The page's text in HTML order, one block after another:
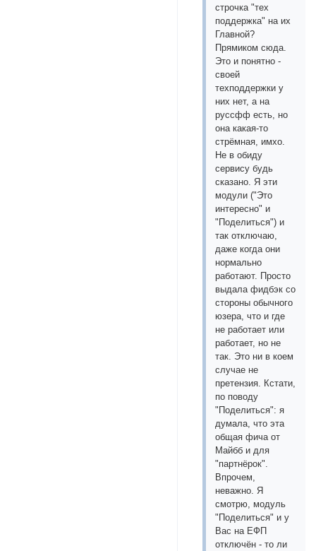
строчка "тех
поддержка" на их
Главной?
Прямиком сюда.
Это и понятно -
своей
техподдержки у
них нет, а на
руссфф есть, но
она какая-то
стрёмная, имхо.
Не в обиду
сервису будь
сказано. Я эти
модули ("Это
интересно" и
"Поделиться") и
так отключаю,
даже когда они
нормально
работают. Просто
выдала фидбэк со
стороны обычного
юзера, что и где
не работает или
работает, но не
так. Это ни в коем
случае не
претензия. Кстати,
по поводу
"Поделиться": я
думала, что эта
общая фича от
Майбб и для
"партнёрок".
Впрочем,
неважно. Я
смотрю, модуль
"Поделиться" и у
Вас на ЕФП
отключён - то ли